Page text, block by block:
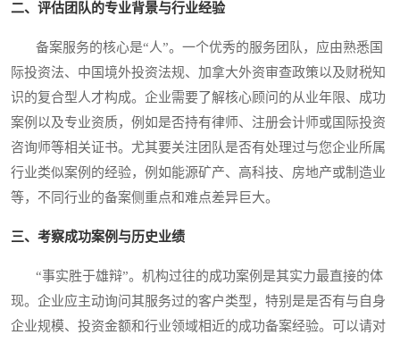
二、评估团队的专业背景与行业经验
备案服务的核心是“人”。一个优秀的服务团队，应由熟悉国
际投资法、中国境外投资法规、加拿大外资审查政策以及财税知
识的复合型人才构成。企业需要了解核心顾问的从业年限、成功
案例以及专业资质，例如是否持有律师、注册会计师或国际投资
咨询师等相关证书。尤其要关注团队是否有处理过与您企业所属
行业类似案例的经验，例如能源矿产、高科技、房地产或制造业
等，不同行业的备案侧重点和难点差异巨大。
三、考察成功案例与历史业绩
“事实胜于雄辩”。机构过往的成功案例是其实力最直接的体
现。企业应主动询问其服务过的客户类型，特别是是否有与自身
企业规模、投资金额和行业领域相近的成功备案经验。可以请对